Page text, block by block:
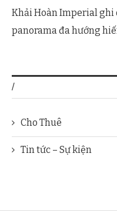
Khải Hoàn Imperial ghi
panorama đa hướng
/
Cho Thuê
Tin tức – Sự kiện